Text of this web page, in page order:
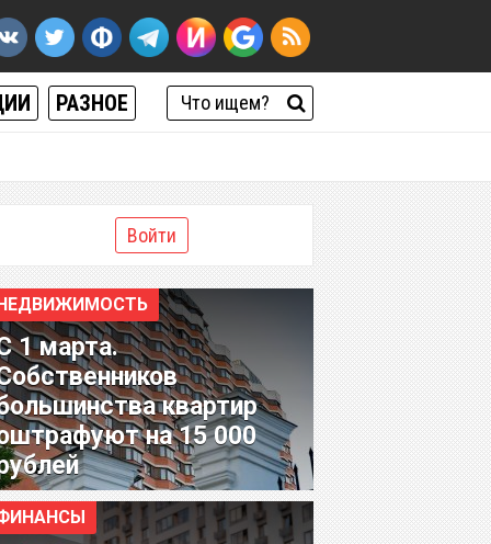
РАЗНОЕ
Войти
1 марта.
квартир
на 15 000